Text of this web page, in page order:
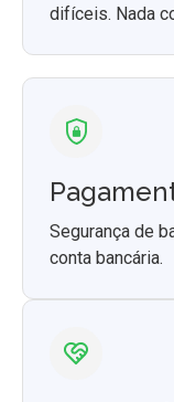
difíceis. Nada
Segurança de
conta bancária.